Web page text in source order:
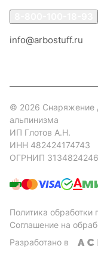
info@arbostuff.ru
© 2026 Снаряжение
альпинизма
ИП Глотов А.Н.
ИНН 482424174743
ОГРНИП
Политика
Соглашение на
Разработано в